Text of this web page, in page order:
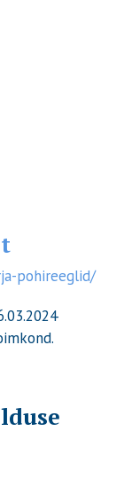
pohireeglid/